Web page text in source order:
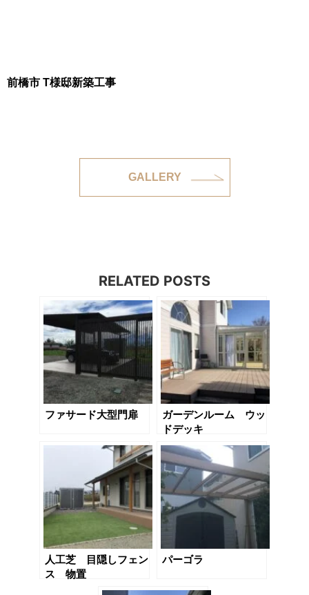
前橋市 T様邸新築工事
GALLERY
RELATED POSTS
ファサード大型門扉
ガーデンルーム ウッ
ドデッキ
人工芝 目隠しフェン
ス 物置
パーゴラ